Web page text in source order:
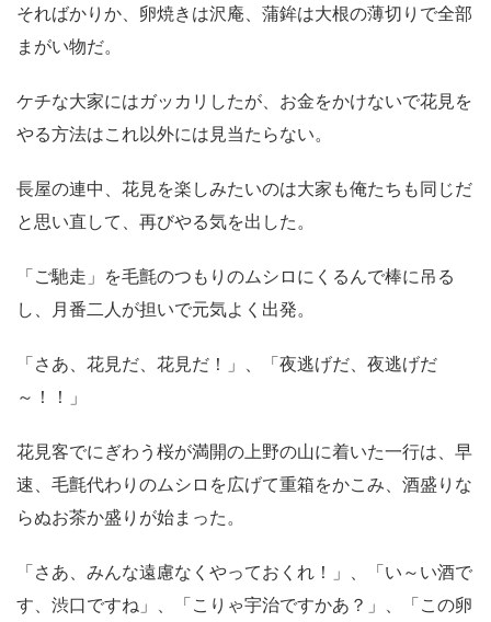
そればかりか、卵焼きは沢庵、蒲鉾は大根の薄切りで全部
まがい物だ。
ケチな大家にはガッカリしたが、お金をかけないで花見を
やる方法はこれ以外には見当たらない。
長屋の連中、花見を楽しみたいのは大家も俺たちも同じだ
と思い直して、再びやる気を出した。
「ご馳走」を毛氈のつもりのムシロにくるんで棒に吊る
し、月番二人が担いで元気よく出発。
「さあ、花見だ、花見だ！」、「夜逃げだ、夜逃げだ
～！！」
花見客でにぎわう桜が満開の上野の山に着いた一行は、早
速、毛氈代わりのムシロを広げて重箱をかこみ、酒盛りな
らぬお茶か盛りが始まった。
「さあ、みんな遠慮なくやっておくれ！」、「い～い酒で
す、渋口ですね」、「こりゃ宇治ですかあ？」、「この卵